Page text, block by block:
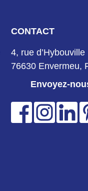
CONTACT
4, rue d’Hybouville
76630 Envermeu,
Envoyez-